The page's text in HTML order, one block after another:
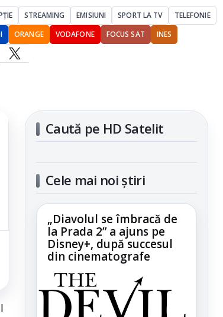
STREAMING EMISIUNI SPORT LA TV
TELEFONIE
ORANGE VODAFONE FOCUS SAT
INES
Caută pe HD Satelit
Cele mai noi știri
„Diavolul se îmbracă de
la Prada 2” a ajuns pe
Disney+, după succesul
din cinematografe